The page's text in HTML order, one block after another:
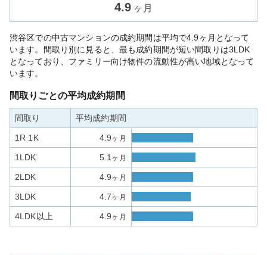
4.9 ヶ月
渋谷区での中古マンションの成約期間は平均で4.9ヶ月となって
います。間取り別に見ると、最も成約期間が短い間取りは3LDK
となっており、ファミリー向け物件の流動性が高い地域となって
います。
間取りごとの平均成約期間
間取り 平均成約期間
1R 1K 4.9ヶ月
1LDK 5.1 ヶ月
2LDK 4.9ヶ月
3LDK 4.7ヶ月
4LDK以上 4.9ヶ月